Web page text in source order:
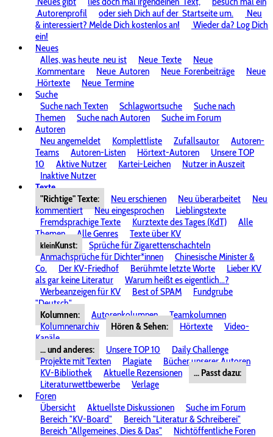
Autorenprofil
oder sieh Dich auf der Startseite um.
Neu
& interessiert? Melde Dich kostenlos an!
Wieder da? Log Dich
ein!
Neues
Alles, was heute neu ist Neue Texte
Neue
Kommentare
Neue Autoren Neue Forenbeiträge
Neue
Hörtexte
Neue Termine
Suche
Suche nach Texten
Schlagwortsuche
Suche nach
Themen
Suche nach Autoren
Suche im Forum
Autoren
Neu angemeldet
Komplettliste Zufallsautor
Autoren-
Teams
Autoren-Listen Hörtext-Autoren
Unsere TOP
10
Aktive Nutzer Kartei-Leichen
Nutzer in Auszeit
Inaktive Nutzer
Texte
"Richtige" Texte:
Neu erschienen Neu überarbeitet
Neu
kommentiert
Neu eingesprochen
Lieblingstexte
Fremdsprachige Texte
Kurztexte des Tages (KdT)
Alle
Themen
Alle Genres Texte über KV
kleinKunst:
Sprüche für Zigarettenschachteln
Anmachsprüche für Dichter*innen
Chinesische Minister &
Co.
Der KV-Friedhof Berühmte letzte Worte
Lieber KV
als gar keine Literatur
Warum heißt es eigentlich...?
Werbeanzeigen für KV
Best of SPAM
Fundgrube
"Deutsch"
Kolumnen:
Autorenkolumnen
Teamkolumnen
Kolumnenarchiv
Hören & Sehen: Hörtexte
Video-
Kanäle
... und anderes:
Unsere TOP 10
Daily Challenge
Projekte mit Texten
Plagiate
Bücher unserer Autoren
KV-Bibliothek
Aktuelle Rezensionen
... Passt dazu:
Literaturwettbewerbe
Verlage
Foren
Übersicht
Aktuellste Diskussionen
Suche im Forum
Bereich "KV-Board"
Bereich "Literatur & Schreiberei"
Bereich "Allgemeines, Dies & Das"
Nichtöffentliche Foren